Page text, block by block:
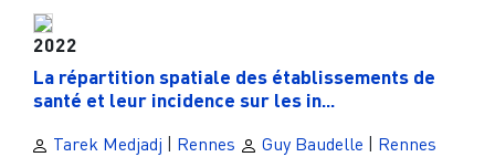
2022
La répartition spatiale des établissements de
santé et leur incidence sur les in...
Tarek Medjadj Rennes Guy Baudelle Rennes